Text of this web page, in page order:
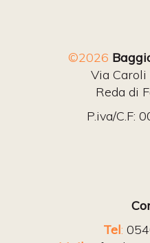
©2026
Via Caroli
Reda di
P.iva/C.F:
Tel: